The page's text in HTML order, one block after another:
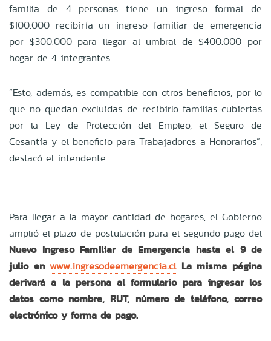
familia de 4 personas tiene un ingreso formal de
$100.000 recibiría un ingreso familiar de emergencia
por $300.000 para llegar al umbral de $400.000 por
hogar de 4 integrantes.
“Esto, además, es compatible con otros beneficios, por lo
que no quedan excluidas de recibirlo familias cubiertas
por la Ley de Protección del Empleo, el Seguro de
Cesantía y el beneficio para Trabajadores a Honorarios”,
destacó el intendente.
Para llegar a la mayor cantidad de hogares, el Gobierno
amplió el plazo de postulación para el segundo pago del
Nuevo Ingreso Familiar de Emergencia hasta el 9 de
julio enwww.ingresodeemergencia.clLa misma página
derivará a la persona al formulario para ingresar los
datos como nombre, RUT, número de teléfono, correo
electrónico y forma de pago.